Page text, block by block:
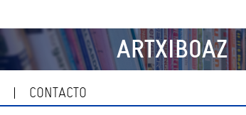
ARTXIBOAZ
CONTACTO